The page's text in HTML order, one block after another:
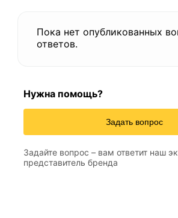
Пока нет опубликованных
ответов.
Нужна помощь?
Задать вопрос
Задайте вопрос – вам ответит наш
представитель бренда